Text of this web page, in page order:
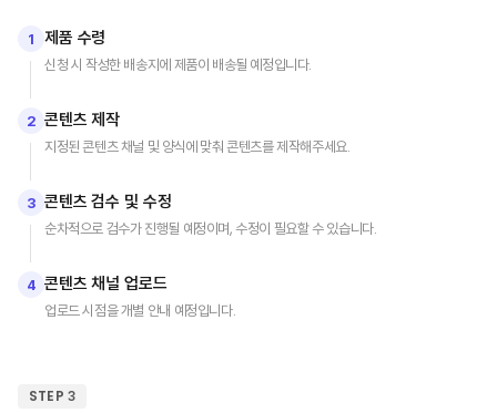
1 제품 수령
신청 시 작성한 배송지에 제품이 배송될 예정입니다.
2 콘텐츠 제작
지정된 콘텐츠 채널 및 양식에 맞춰 콘텐츠를 제작해주세요.
3 콘텐츠 검수 및 수정
순차적으로 검수가 진행될 예정이며, 수정이 필요할 수 있습니다.
4 콘텐츠 채널 업로드
업로드 시점을 개별 안내 예정입니다.
STEP 3